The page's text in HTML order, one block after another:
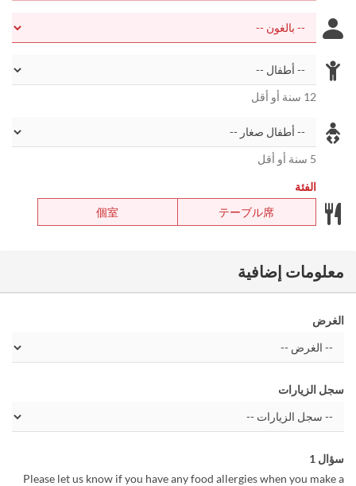
12 سنة أو أقل
5 سنة أو أقل
الفئة
テーブル席
個室
معلومات إضافية
الغرض
سجل الزيارات
سؤال 1
Please let us know if you have any food allergies when you make a